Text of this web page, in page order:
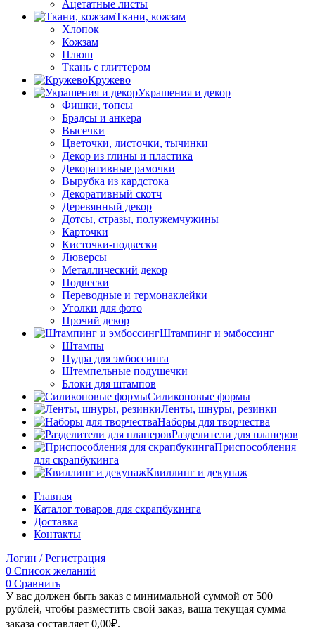
Ацетатные листы
Ткани, кожзам
Хлопок
Кожзам
Плюш
Ткань с глиттером
Кружево
Украшения и декор
Фишки, топсы
Брадсы и анкера
Высечки
Цветочки, листочки, тычинки
Декор из глины и пластика
Декоративные рамочки
Вырубка из кардстока
Декоративный скотч
Деревянный декор
Дотсы, стразы, полужемчужины
Карточки
Кисточки-подвески
Люверсы
Металлический декор
Подвески
Переводные и термонаклейки
Уголки для фото
Прочий декор
Штампинг и эмбоссинг
Штампы
Пудра для эмбоссинга
Штемпельные подушечки
Блоки для штампов
Силиконовые формы
Ленты, шнуры, резинки
Наборы для творчества
Разделители для планеров
Приспособления
для скрапбукинга
Квиллинг и декупаж
Главная
Каталог товаров для скрапбукинга
Доставка
Контакты
Логин / Регистрация
0 Список желаний
0 Сравнить
У вас должен быть заказ с минимальной суммой от 500
рублей, чтобы разместить свой заказ, ваша текущая сумма
заказа составляет 0,00₽.